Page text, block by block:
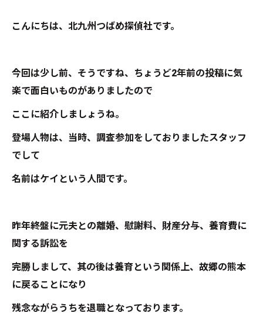
こんにちは、北九州つばめ探偵社です。
今回は少し前、そうですね、ちょうど2年前の投稿に気
楽で面白いものがありましたので
ここに紹介しましょうね。
登場人物は、当時、調査参加をしておりましたスタッフ
でして
名前はケイという人間です。
昨年終盤に元夫との離婚、慰謝料、財産分与、養育費に
関する訴訟を
完勝しまして、其の後は養育という関係上、故郷の熊本
に戻ることになり
残念ながらうちを退職となっております。